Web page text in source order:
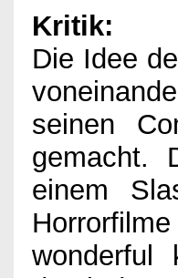
Kritik:
Die Idee
seinen
gemacht.
einem
wonderful